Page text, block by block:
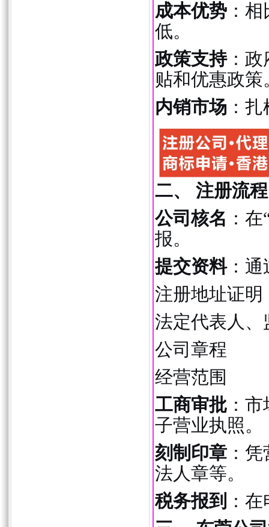
成本优势：相
低。
政策支持：政
贴和优惠政策
内销市场 ：
二、 注册流程
公司核名 ：
报。
提交资料：通
注册地址证
法定代表人
公司章程
经营范围
工商审批：市
子营业执照。
刻制印章：凭
法人章等。
税务报到 ：